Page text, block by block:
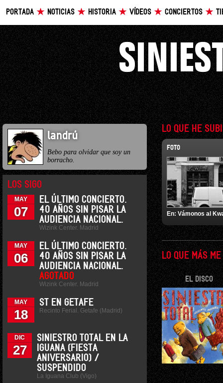
PORTADA NOTICIAS HISTORIA VÍDEOS CONCIERTOS
landrú
Bebo para olvidar que soy un
borracho.
LOS SIGO
MAY
07
EL ÚLTIMO CONCIERTO.
40 AÑOS SIN PISAR LA
AUDIENCIA NACIONAL.
Wizink Center. Madrid
MAY
06
EL ÚLTIMO CONCIERTO.
40 AÑOS SIN PISAR LA
AUDIENCIA NACIONAL.
AGOTADO
Wizink Center. Madrid
MAY
18
ST EN GETAFE
Recinto Ferial. Getafe (Madrid)
DIC
27
SINIESTRO TOTAL EN LA
IGUANA (FIESTA
ANIVERSARIO) /
SUSPENDIDO
La Iguana Club (Vigo)
LO QUE HE
FOTO
En: Vámonos al
LO QUE MÁS
EL DISCO